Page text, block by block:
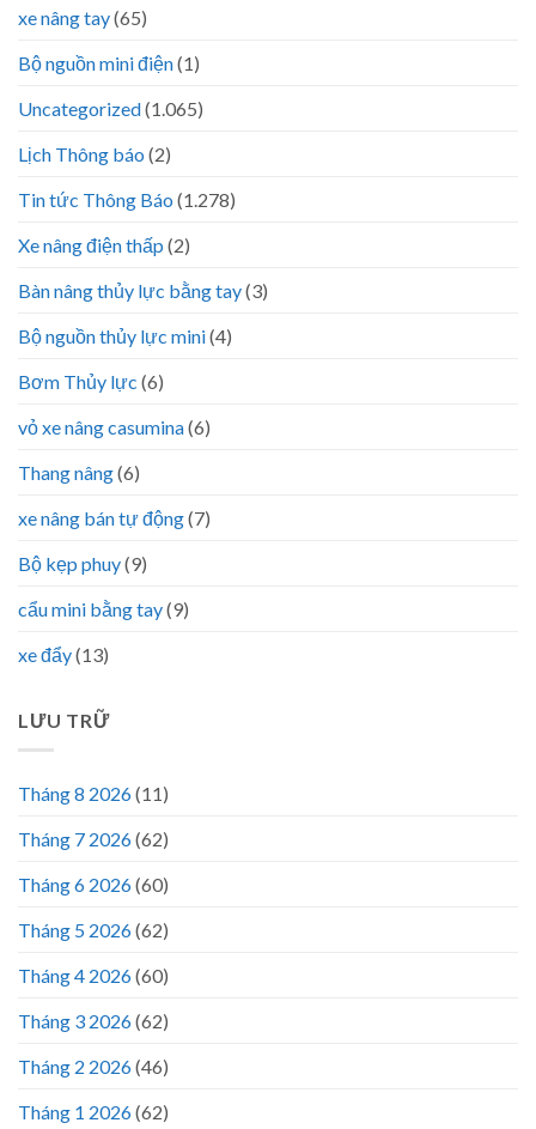
xe nâng tay(65)
Bộ nguồn mini điện(1)
Uncategorized(1.065)
Lịch Thông báo (2)
Tin tức Thông Báo (1.278)
Xe nâng điện thấp (2)
Bàn nâng thủy lực bằng tay(3)
Bộ nguồn thủy lực mini(4)
Bơm Thủy lực (6)
vỏ xe nâng casumina(6)
Thang nâng(6)
xe nâng bán tự động(7)
Bộ kẹp phuy(9)
cẩu mini bằng tay(9)
xe đẩy(13)
LƯU TRỮ
Tháng 8 2026(11)
Tháng 7 2026(62)
Tháng 6 2026(60)
Tháng 5 2026(62)
Tháng 4 2026(60)
Tháng 3 2026(62)
Tháng 2 2026(46)
Tháng 1 2026(62)